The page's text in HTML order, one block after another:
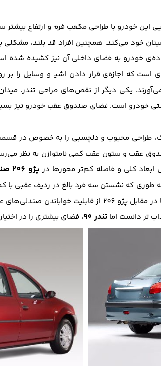
این خودرو با طراحی مکعب فرم و ارتفاع بیشتر
خود می‌کند. همچنین افراد قد بلند،
خودرو به فضای داخلی آن نیز کشیده شده‌
داشبورد تندر بر خلاف 206، به گونه‌ای است که اجازه‌ی قرار
را در مقایسه با 206 به ارمغان می‌آورند. یکی دیگر از
خودرو است. فضای صندوق عقب خودرو نیز
پژو 206 هاچ‌بک، طراحی محبوب و دلچسبی را به خصوص
ابعاد کلی و فاصله کم‌تر محور‌ها در پژو 206 صندوق‌دار
که نشستن سه فرد بالغ در ردیف عقبی
صندوق عقب پژو 206 در مقایسه با تندر کمتر بوده، اما در
تندر 90 ، فضای بیشتری را در